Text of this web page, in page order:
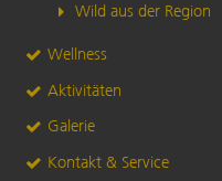
Wild aus der Region
Wellness
Aktivitäten
Galerie
Kontakt & Service